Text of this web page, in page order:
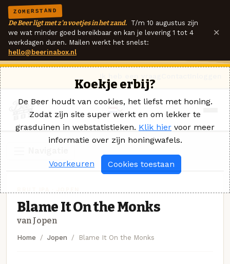
ZOMERSTAND
De Beer ligt met z'n voetjes in het zand. T/m 10 augustus zijn
we wat minder goed bereikbaar en kan je levering 1 tot 4
werkdagen duren. Mailen werkt het snelst:
hello@beerinabox.nl
×
Blame It On the Monks
van Jopen
Home Jopen Blame It On the Monks
Koekje erbij?
De Beer houdt van cookies, het liefst met honing.
Zodat zijn site super werkt en om lekker te
grasduinen in webstatistieken. Klik hier voor meer
informatie over zijn honingwafels.
Voorkeuren Cookies toestaan